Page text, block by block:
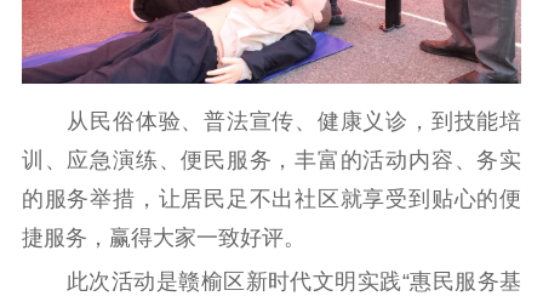
从民俗体验、普法宣传、健康义诊，到技能培
训、应急演练、便民服务，丰富的活动内容、务实
的服务举措，让居民足不出社区就享受到贴心的便
捷服务，赢得大家一致好评。
此次活动是赣榆区新时代文明实践“惠民服务基